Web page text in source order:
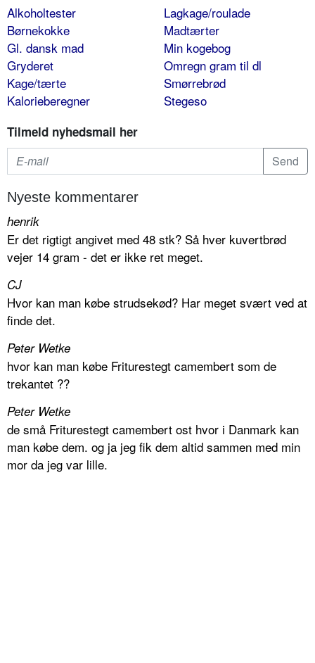
Alkoholtester
Børnekokke
Gl. dansk mad
Gryderet
Kage/tærte
Kalorieberegner
Lagkage/roulade
Madtærter
Min kogebog
Omregn gram til dl
Smørrebrød
Stegeso
Tilmeld nyhedsmail her
Nyeste kommentarer
henrik
Er det rigtigt angivet med 48 stk? Så hver kuvertbrød
vejer 14 gram - det er ikke ret meget.
CJ
Hvor kan man købe strudsekød? Har meget svært ved at
finde det.
Peter Wetke
hvor kan man købe Friturestegt camembert som de
trekantet ??
Peter Wetke
de små Friturestegt camembert ost hvor i Danmark kan
man købe dem. og ja jeg fik dem altid sammen med min
mor da jeg var lille.